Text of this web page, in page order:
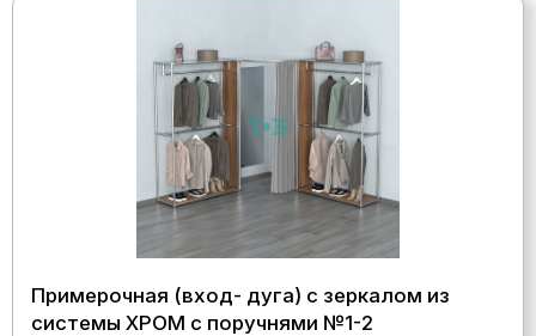
Примерочная (вход- дуга) с зеркалом из
системы ХРОМ с поручнями №1-2